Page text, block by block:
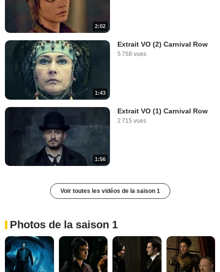
2:02
1:43
Extrait VO (2) Carnival Row
5 758 vues
1:56
Extrait VO (1) Carnival Row
2 715 vues
Voir toutes les vidéos de la saison 1
Photos de la saison 1